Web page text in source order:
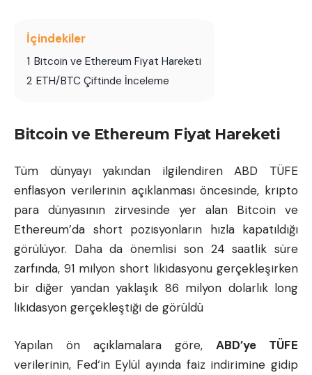
İçindekiler
1 Bitcoin ve Ethereum Fiyat Hareketi
2 ETH/BTC Çiftinde İnceleme
Bitcoin ve Ethereum Fiyat Hareketi
Tüm dünyayı yakından ilgilendiren ABD TÜFE
enflasyon verilerinin açıklanması öncesinde, kripto
para dünyasının zirvesinde yer alan Bitcoin ve
Ethereum’da short pozisyonların hızla kapatıldığı
görülüyor. Daha da önemlisi son 24 saatlik süre
zarfında, 91 milyon short likidasyonu gerçekleşirken
bir diğer yandan yaklaşık 86 milyon dolarlık long
likidasyon gerçekleştiği de görüldü
Yapılan ön açıklamalara göre, ABD’ye TÜFE
verilerinin, Fed‘in Eylül ayında faiz indirimine gidip